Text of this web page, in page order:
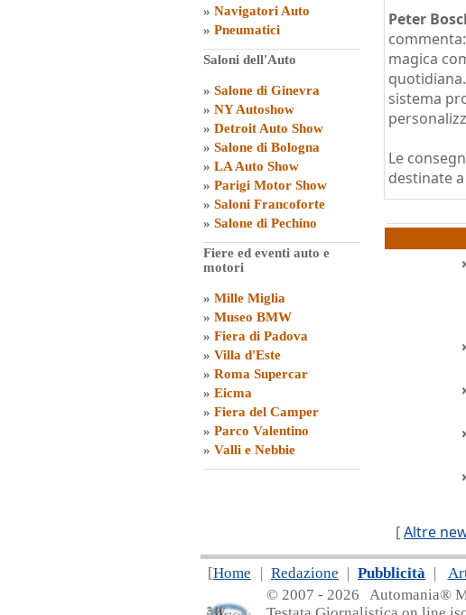
» Navigatori Auto
» Pneumatici
Saloni dell'Auto
» Salone di Ginevra
» NY Autoshow
» Detroit Auto Show
» Salone di Bologna
» LA Auto Show
» Parigi Motor Show
» Saloni Francoforte
» Salone di Pechino
Fiere ed eventi auto e
motori
» Mille Miglia
» Museo BMW
» Fiera di Padova
» Villa d'Este
» Roma Supercar
» Eicma
» Fiera del Camper
» Parco Valentino
» Valli e Nebbie
Peter
magica
sistema
Le
destinate
[Altre
[Home | Redazione | Pubblicità |
© 2007 - 2026 Automania®